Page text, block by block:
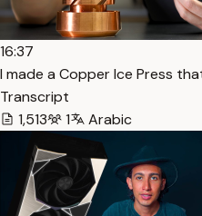
16:37
I made a Copper Ice Press
Transcript
1,513
1 Arabic